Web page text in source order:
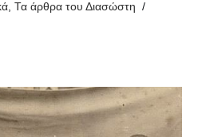
, Τα άρθρα του Διασώστη